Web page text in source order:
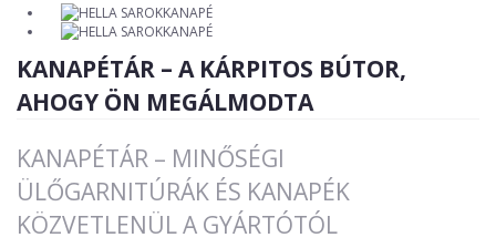
KANAPÉTÁR – A KÁRPITOS BÚTOR,
AHOGY ÖN MEGÁLMODTA
KANAPÉTÁR – MINŐSÉGI
ÜLŐGARNITÚRÁK ÉS KANAPÉK
KÖZVETLENÜL A GYÁRTÓTÓL